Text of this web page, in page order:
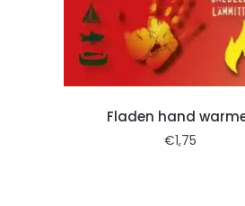
Fladen hand
€1,75